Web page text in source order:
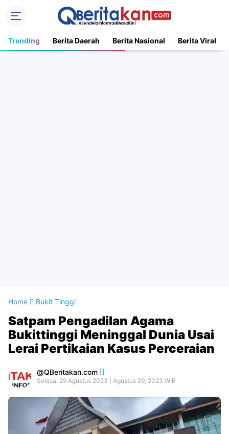
Trending Berita Daerah Berita Nasional Berita Viral
Home Bukit Tinggi
Satpam Pengadilan Agama
Bukittinggi Meninggal Dunia Usai
Lerai Pertikaian Kasus Perceraian
QBeritakan.com
Selasa, 29 Agustus 2023 | Agustus 29, 2023 WIB